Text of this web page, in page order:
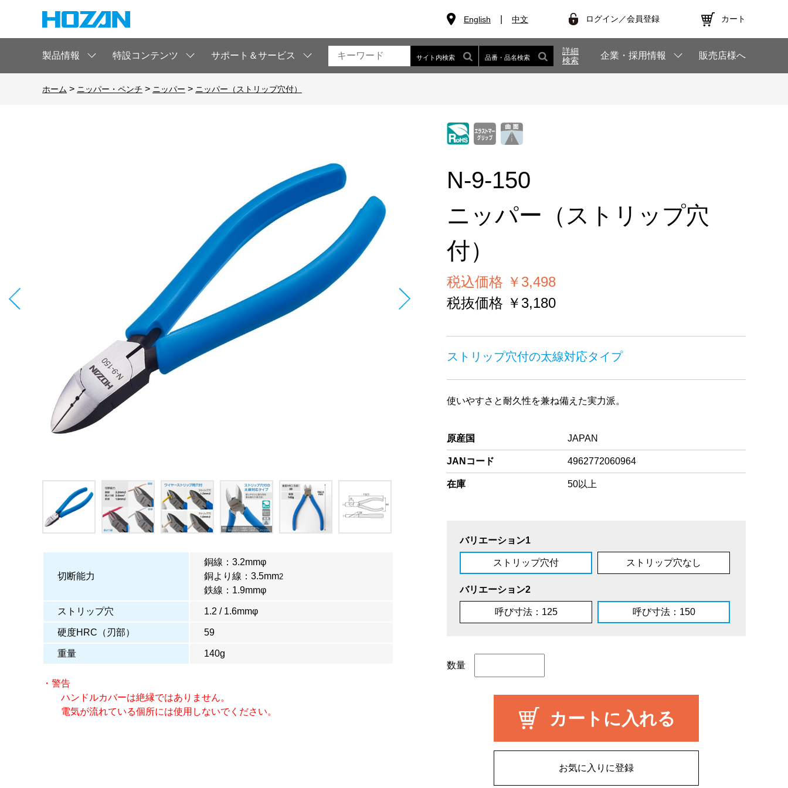
English 中文 ログイン／会員登録 カート
製品情報 特設コンテンツ サポート＆サービス サイト内検索 品番・品名検索
詳細
検索
企業・採用情報 販売店様へ
ホーム > ニッパー・ペンチ > ニッパー > ニッパー（ストリップ穴付）
切断能力
銅線：3.2mmφ
銅より線：3.5mm2
鉄線：1.9mmφ
ストリップ穴 1.2 / 1.6mmφ
硬度HRC（刃部） 59
重量 140g
・警告
ハンドルカバーは絶縁ではありません。
電気が流れている個所には使用しないでください。
N-9-150
ニッパー（ストリップ穴
付）
税込価格 ￥3,498
税抜価格 ￥3,180
ストリップ穴付の太線対応タイプ
使いやすさと耐久性を兼ね備えた実力派。
原産国 JAPAN
JANコード 4962772060964
在庫 50以上
バリエーション1
ストリップ穴付 ストリップ穴なし
バリエーション2
呼び寸法：125 呼び寸法：150
数量
カートに入れる
お気に入りに登録